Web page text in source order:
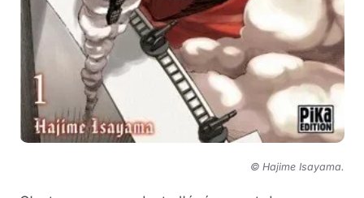
© Hajime Isayama.